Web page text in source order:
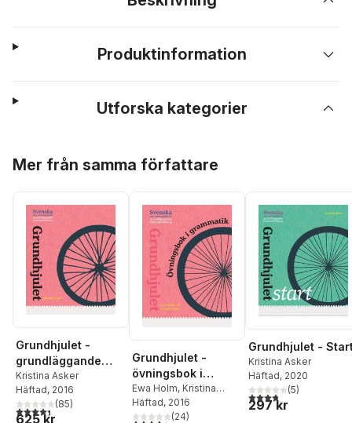
Produktinformation
Utforska kategorier
Mer från samma författare
Grundhjulet -
grundläggande
svenska som
andraspråk
Kristina Asker
Häftad, 2016
4,4utav 5 stjärnor. Totalt antal röster:
(85)
625 kr
Grundhjulet -
övningsbok i
grammatik
Ewa Holm, Kristina
Asker
Häftad, 2016
(24)
Grundhjulet -
Kristina Asker
Häftad, 2020
3,8utav 5 stjärnor.
(5)
297 kr